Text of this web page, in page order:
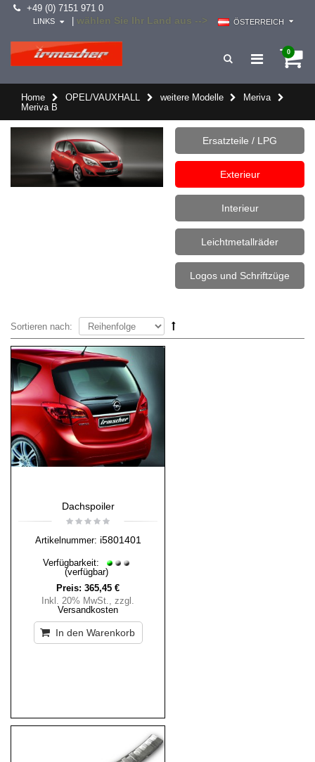
+49 (0) 7151 971 0
wählen Sie Ihr Land aus --> ÖSTERREICH
LINKS
0
Home OPEL/VAUXHALL weitere Modelle
Meriva
Meriva B
Ersatzteile / LPG
Exterieur
Interieur
Leichtmetallräder
Logos und Schriftzüge
Sortieren nach:
Dachspoiler
Artikelnummer: i5801401
Verfügbarkeit:
(verfügbar)
Preis: 365,45 €
Inkl. 20% MwSt., zzgl.
Versandkosten
In den Warenkorb